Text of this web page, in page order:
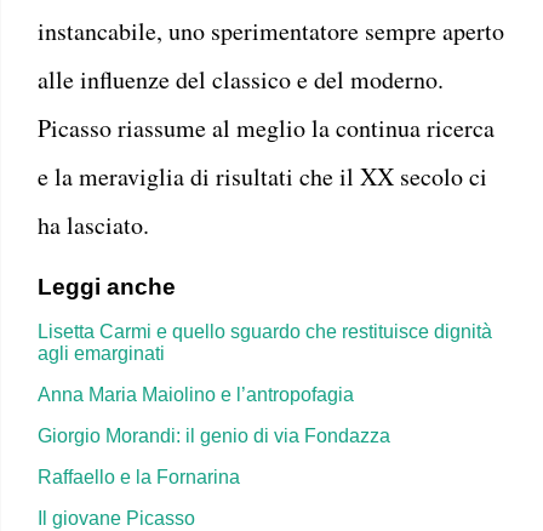
instancabile, uno sperimentatore sempre aperto
alle influenze del classico e del moderno.
Picasso riassume al meglio la continua ricerca
e la meraviglia di risultati che il XX secolo ci
ha lasciato.
Leggi anche
Lisetta Carmi e quello sguardo che restituisce dignità
agli emarginati
Anna Maria Maiolino e l’antropofagia
Giorgio Morandi: il genio di via Fondazza
Raffaello e la Fornarina
Il giovane Picasso